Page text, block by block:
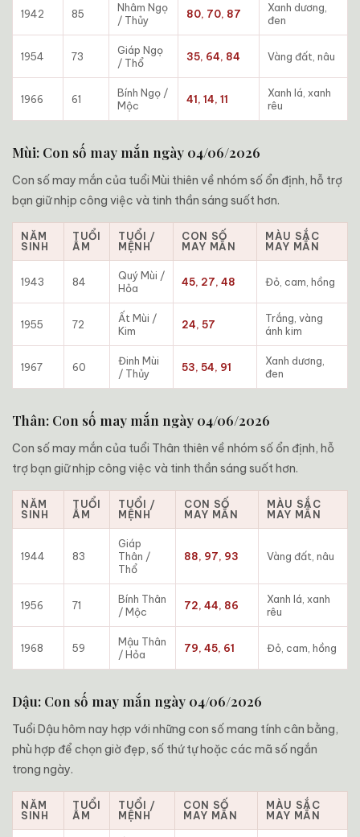
1942 85
Nhâm Ngọ
/ Thủy
80, 70, 87
Xanh dương,
đen
1954 73
Giáp Ngọ
/ Thổ
35, 64, 84 Vàng đất, nâu
1966 61
Bính Ngọ /
Mộc
41, 14, 11
Xanh lá, xanh
rêu
Mùi: Con số may mắn ngày 04/06/2026
Con số may mắn của tuổi Mùi thiên về nhóm số ổn định, hỗ trợ
bạn giữ nhịp công việc và tinh thần sáng suốt hơn.
NĂM
SINH
TUỔI
ÂM
TUỔI /
MỆNH
CON SỐ
MAY MẮN
MÀU SẮC
MAY MẮN
1943 84
Quý Mùi /
Hỏa
45, 27, 48 Đỏ, cam, hồng
1955 72
Ất Mùi /
Kim
24, 57
Trắng, vàng
ánh kim
1967 60
Đinh Mùi
/ Thủy
53, 54, 91
Xanh dương,
đen
Thân: Con số may mắn ngày 04/06/2026
Con số may mắn của tuổi Thân thiên về nhóm số ổn định, hỗ
trợ bạn giữ nhịp công việc và tinh thần sáng suốt hơn.
NĂM
SINH
TUỔI
ÂM
TUỔI /
MỆNH
CON SỐ
MAY MẮN
MÀU SẮC
MAY MẮN
1944 83
Giáp
Thân /
Thổ
88, 97, 93 Vàng đất, nâu
1956 71
Bính Thân
/ Mộc
72, 44, 86
Xanh lá, xanh
rêu
1968 59
Mậu Thân
/ Hỏa
79, 45, 61 Đỏ, cam, hồng
Dậu: Con số may mắn ngày 04/06/2026
Tuổi Dậu hôm nay hợp với những con số mang tính cân bằng,
phù hợp để chọn giờ đẹp, số thứ tự hoặc các mã số ngắn
trong ngày.
NĂM
SINH
TUỔI
ÂM
TUỔI /
MỆNH
CON SỐ
MAY MẮN
MÀU SẮC
MAY MẮN